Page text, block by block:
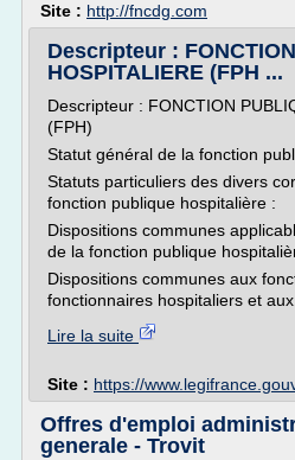
Site : http://fncdg.com
Descripteur :
HOSPITALIERE (FPH ...
Descripteur : FONCTION
(FPH)
Statut général de la fonction
Statuts particuliers des divers
fonction publique hospitalière :
Dispositions communes
de la fonction publique
Dispositions communes aux
fonctionnaires hospitaliers et
Lire la suite
Site : https://
Offres d'emploi
generale - Trovit